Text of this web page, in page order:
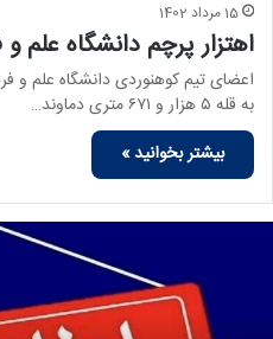
15 مرداد 1402
اهتزار پرچم دانشگاه علم
اعضای تیم کوهنوردی دانشگاه علم و
به قله ۵ هزار و ۶۷۱ متری دماوند…
بیشتر بخوانید »